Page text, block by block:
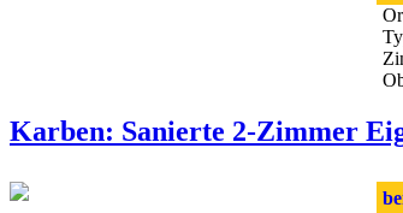
Karben: Sanierte 2-Zimmer